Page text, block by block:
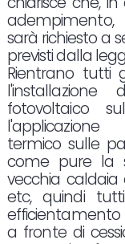
adempimento,
sarà richiesto a
previsti dalla
Rientrano tutti
fotovoltaico
termico sulle
come pure la
vecchia caldaia
etc, quindi
a fronte di